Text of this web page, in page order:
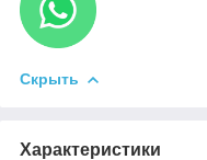
Скрыть
Характеристики